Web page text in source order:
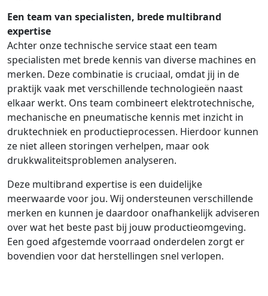
Een team van specialisten, brede multibrand
expertise
Achter onze technische service staat een team
specialisten met brede kennis van diverse machines en
merken. Deze combinatie is cruciaal, omdat jij in de
praktijk vaak met verschillende technologieën naast
elkaar werkt. Ons team combineert elektrotechnische,
mechanische en pneumatische kennis met inzicht in
druktechniek en productieprocessen. Hierdoor kunnen
ze niet alleen storingen verhelpen, maar ook
drukkwaliteitsproblemen analyseren.
Deze multibrand expertise is een duidelijke
meerwaarde voor jou. Wij ondersteunen verschillende
merken en kunnen je daardoor onafhankelijk adviseren
over wat het beste past bij jouw productieomgeving.
Een goed afgestemde voorraad onderdelen zorgt er
bovendien voor dat herstellingen snel verlopen.